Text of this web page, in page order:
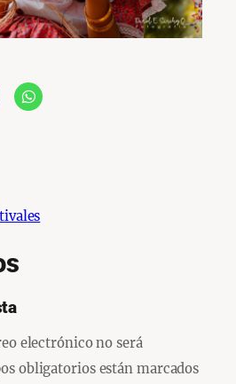
electrónico no será
obligatorios están marcados